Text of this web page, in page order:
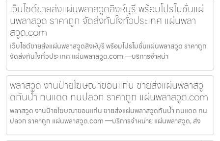
เว็บไซต์ขายส่งแผ่นพลาสวูดสิงห์บุรี พร้อมโปรโมชั่นแผ่
นพลาสวูด ราคาถูก จัดส่งทันใจทั่วประเทศ แผ่นพลา
สวูด.com
เว็บไซต์ขายส่งแผ่นพลาสวูดสิงห์บุรี พร้อมโปรโมชั่นแผ่นพลาสวูด ราคาถูก
จัดส่งทันใจทั่วประเทศ แผ่นพลาสวูด.com —บริการจำหน่า
พลาสวูด งานป้ายโฆษณาขอนแก่น ขายส่งแผ่นพลาสวู
ดกันน้ำ ทนแดด ทนปลวก ราคาถูก แผ่นพลาสวูด.com
พลาสวูด งานป้ายโฆษณาขอนแก่น ขายส่งแผ่นพลาสวูดกันน้ำ ทนแดด ทน
ปลวก ราคาถูก แผ่นพลาสวูด.com —บริการจำหน่าย แผ่นพลาสวูด, ส่ง